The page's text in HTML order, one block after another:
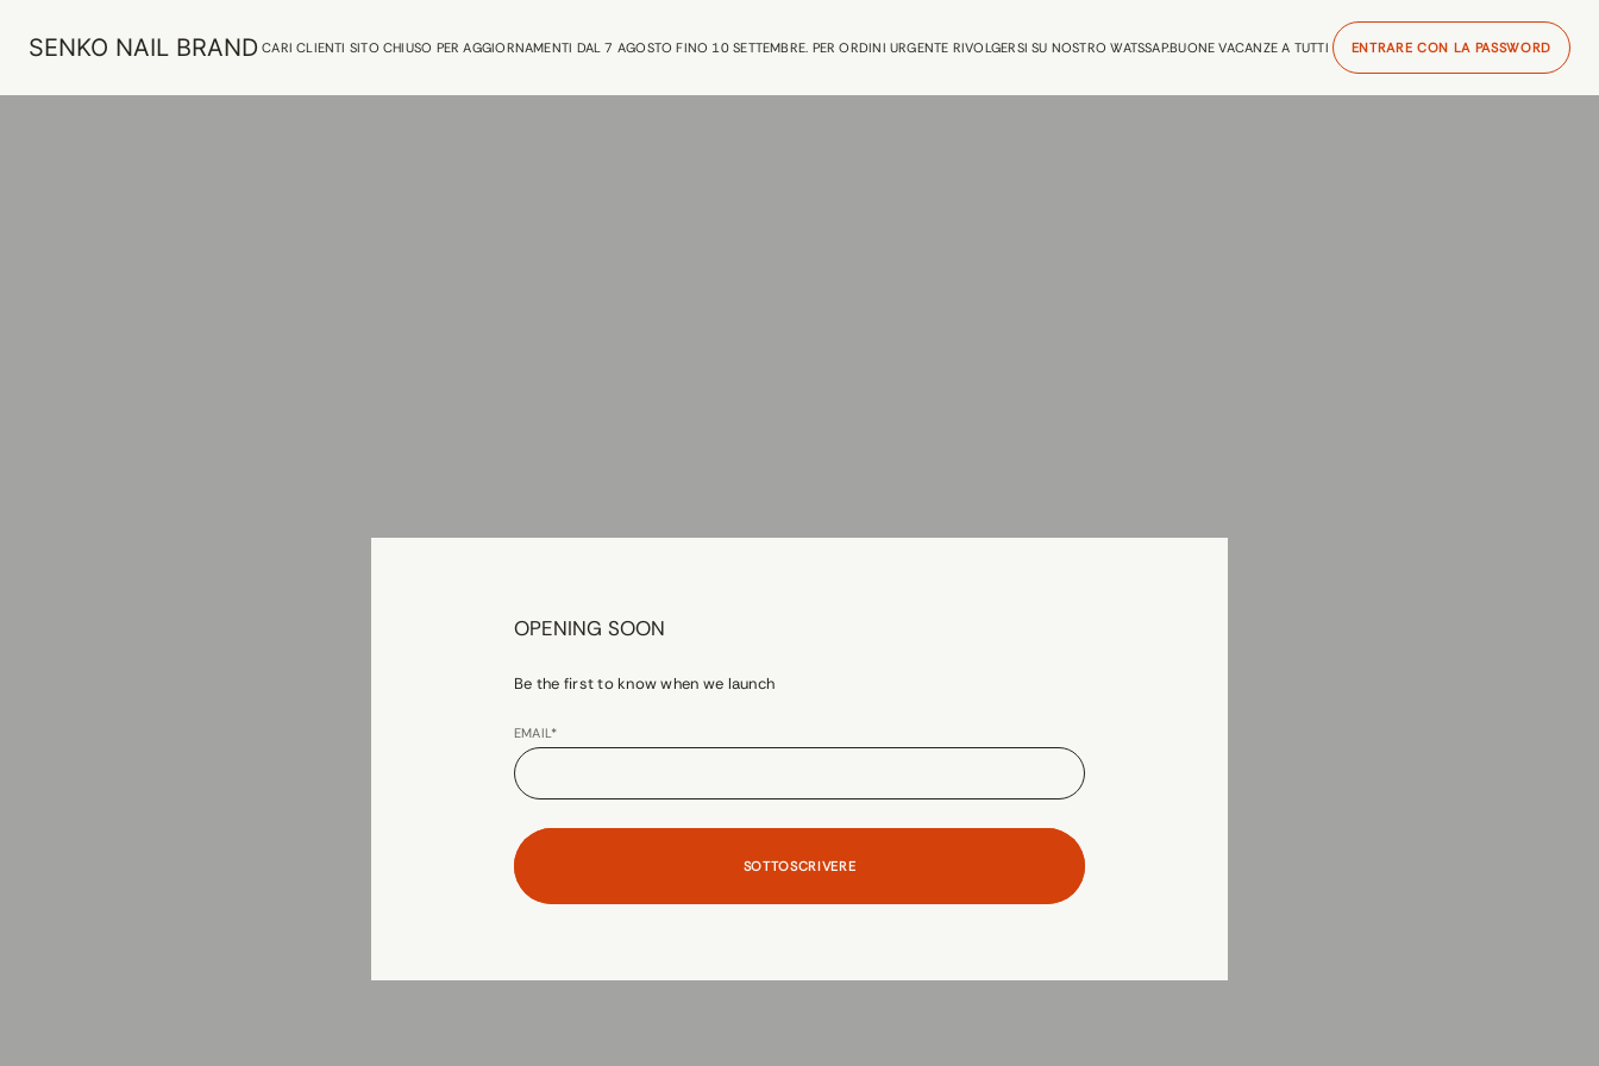
SENKO NAIL BRAND CARI CLIENTI SITO CHIUSO PER AGGIORNAMENTI DAL 7 AGOSTO FINO 10 SETTEMBRE. PER ORDINI URGENTE RIVOLGERSI SU NOSTRO WATSSAP.BUONE VACANZE A TUTTI ENTRARE CON LA PASSWORD
OPENING SOON
Be the first to know when we launch
EMAIL*
SOTTOSCRIVERE